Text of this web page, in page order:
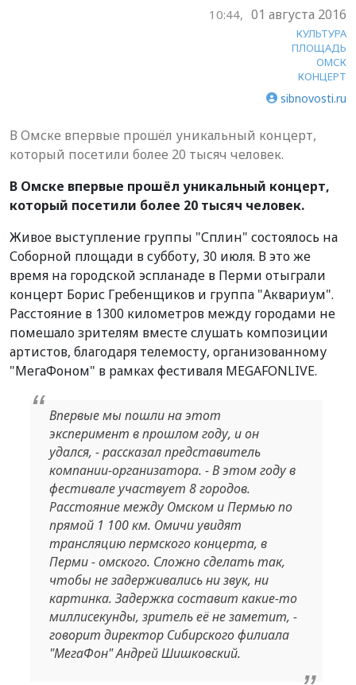
10:44, 01 августа 2016
КУЛЬТУРА
ПЛОЩАДЬ
ОМСК
КОНЦЕРТ
sibnovosti.ru
В Омске впервые прошёл уникальный концерт,
который посетили более 20 тысяч человек.
В Омске впервые прошёл уникальный концерт,
который посетили более 20 тысяч человек.
Живое выступление группы "Сплин" состоялось на
Соборной площади в субботу, 30 июля. В это же
время на городской эспланаде в Перми отыграли
концерт Борис Гребенщиков и группа "Аквариум".
Расстояние в 1300 километров между городами не
помешало зрителям вместе слушать композиции
артистов, благодаря телемосту, организованному
"МегаФоном" в рамках фестиваля MEGAFONLIVE.
Впервые мы пошли на этот
эксперимент в прошлом году, и он
удался, - рассказал представитель
компании-организатора. - В этом году в
фестивале участвует 8 городов.
Расстояние между Омском и Пермью по
прямой 1 100 км. Омичи увидят
трансляцию пермского концерта, в
Перми - омского. Сложно сделать так,
чтобы не задерживались ни звук, ни
картинка. Задержка составит какие-то
миллисекунды, зритель её не заметит, -
говорит директор Сибирского филиала
"МегаФон" Андрей Шишковский.